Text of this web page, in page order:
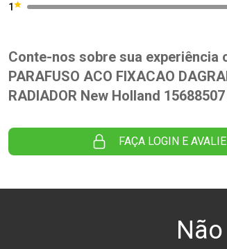
1
Conte-nos sobre sua experiência
PARAFUSO ACO FIXACAO
RADIADOR New Holland 15688507
FAÇA LOGIN E